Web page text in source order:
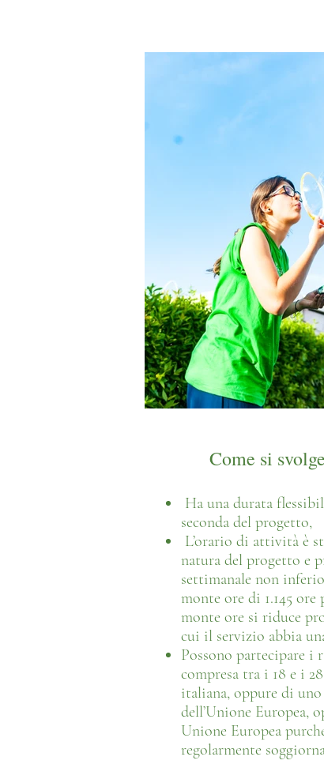
Come si svolge
Ha una durata
seconda del progetto,
L’orario di attività è
natura del progetto e
settimanale non
monte ore di 1.145
monte ore si riduce
cui il servizio abbia
Possono partecipare i
compresa tra i 18 e i
italiana, oppure di
dell’Unione Europea,
Unione Europea
regolarmente